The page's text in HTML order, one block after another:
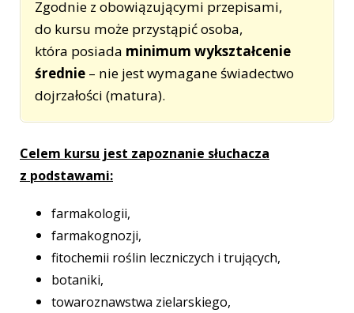
Zgodnie z obowiązującymi przepisami,
do kursu może przystąpić osoba,
która posiada minimum wykształcenie
średnie – nie jest wymagane świadectwo
dojrzałości (matura).
Celem kursu jest zapoznanie słuchacza
z podstawami:
farmakologii,
farmakognozji,
fitochemii roślin leczniczych i trujących,
botaniki,
towaroznawstwa zielarskiego,